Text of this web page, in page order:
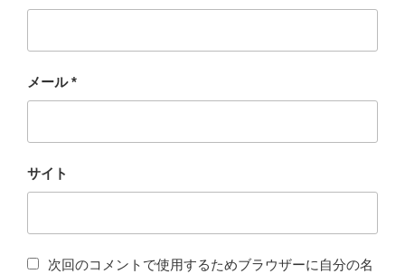
メール*
サイト
次回のコメントで使用するためブラウザーに自分の名